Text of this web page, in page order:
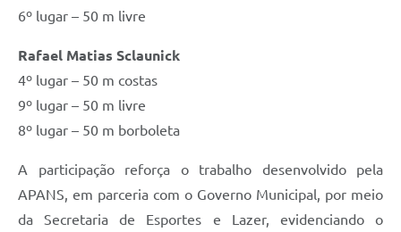
6º lugar – 50 m livre
Rafael Matias Sclaunick
4º lugar – 50 m costas
9º lugar – 50 m livre
8º lugar – 50 m borboleta
A participação reforça o trabalho desenvolvido pela
APANS, em parceria com o Governo Municipal, por meio
da Secretaria de Esportes e Lazer, evidenciando o